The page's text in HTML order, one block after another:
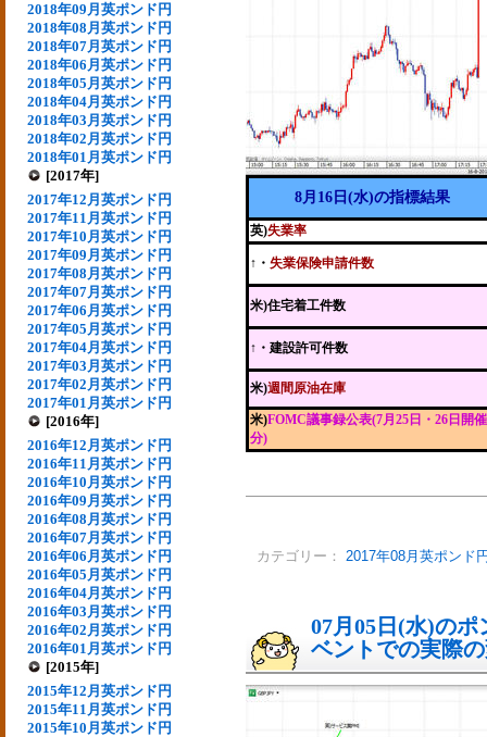
2018年09月英ポンド円
2018年08月英ポンド円
2018年07月英ポンド円
2018年06月英ポンド円
2018年05月英ポンド円
2018年04月英ポンド円
2018年03月英ポンド円
2018年02月英ポンド円
2018年01月英ポンド円
[2017年]
2017年12月英ポンド円
2017年11月英ポンド円
2017年10月英ポンド円
2017年09月英ポンド円
2017年08月英ポンド円
2017年07月英ポンド円
2017年06月英ポンド円
2017年05月英ポンド円
2017年04月英ポンド円
2017年03月英ポンド円
2017年02月英ポンド円
2017年01月英ポンド円
[2016年]
2016年12月英ポンド円
2016年11月英ポンド円
2016年10月英ポンド円
2016年09月英ポンド円
2016年08月英ポンド円
2016年07月英ポンド円
2016年06月英ポンド円
2016年05月英ポンド円
2016年04月英ポンド円
2016年03月英ポンド円
2016年02月英ポンド円
2016年01月英ポンド円
[2015年]
2015年12月英ポンド円
2015年11月英ポンド円
2015年10月英ポンド円
8月16日(水)の指標結果
英)失業率
↑・ 失業保険申請件数
米)住宅着工件数
↑・建設許可件数
米)週間原油在庫
米)FOMC議事録公表(7月25日・26日開催
分)
カテゴリー： 2017年08月英ポンド
07月05日(水)の
ベントでの実際